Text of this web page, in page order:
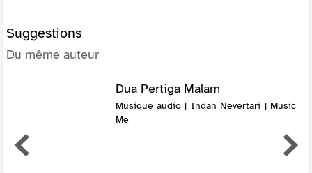
Suggestions
Du même auteur
Dua Pertiga Malam
Musique audio | Indah Nevertari | Music
Me